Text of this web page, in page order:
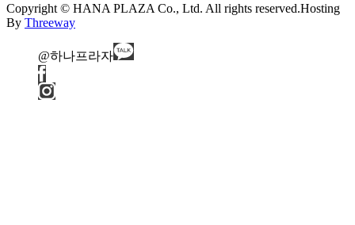
Copyright © HANA PLAZA Co., Ltd. All rights reserved.Hosting
By Threeway
@하나프라자